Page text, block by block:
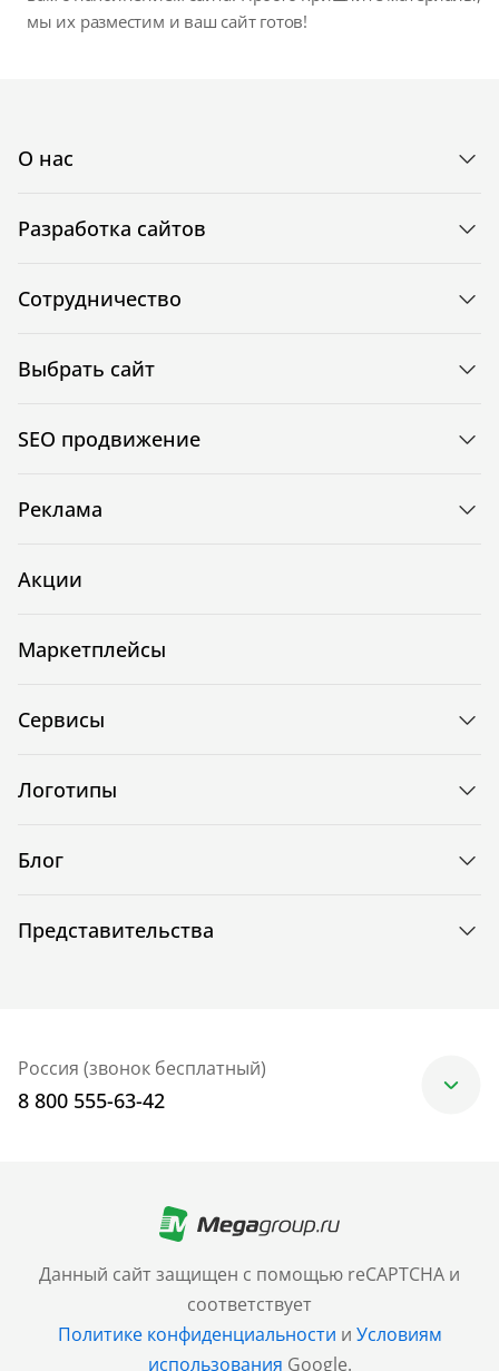
мы их разместим и ваш сайт готов!
Данный сайт защищен с помощью reCAPTCHA и
соответствует
Политике конфиденциальности и Условиям
использования Google.
О нас
Разработка сайтов
Сотрудничество
Выбрать сайт
SEO продвижение
Реклама
Акции
Маркетплейсы
Сервисы
Логотипы
Блог
Представительства
Россия (звонок бесплатный)
8 800 555-63-42
+7 (499) 705-30-10
Санкт-Петербург
+7 (812) 600-77-33
Барнаул